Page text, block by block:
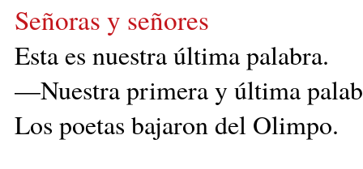
Señoras y señores
Esta es nuestra última palabra.
—Nuestra primera y última
Los poetas bajaron del Olimpo.